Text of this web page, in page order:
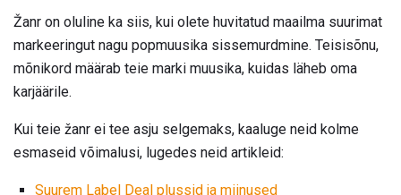
Žanr on oluline ka siis, kui olete huvitatud maailma suurimat
markeeringut nagu popmuusika sissemurdmine. Teisisõnu,
mõnikord määrab teie marki muusika, kuidas läheb oma
karjäärile.
Kui teie žanr ei tee asju selgemaks, kaaluge neid kolme
esmaseid võimalusi, lugedes neid artikleid:
Suurem Label Deal plussid ja miinused